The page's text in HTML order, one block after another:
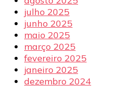
julho 2025
junho 2025
maio 2025
março 2025
fevereiro 2025
janeiro 2025
dezembro 2024